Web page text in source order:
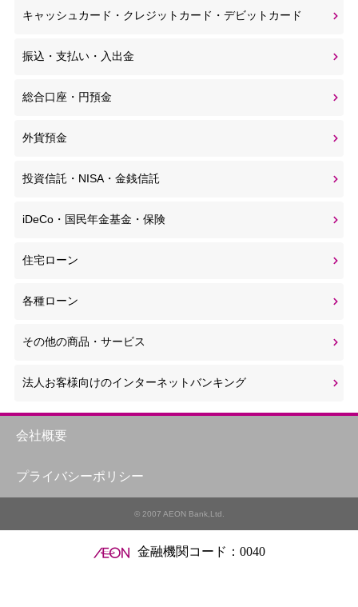
キャッシュカード・クレジットカード・デビットカード
振込・支払い・入出金
総合口座・円預金
外貨預金
投資信託・NISA・金銭信託
iDeCo・国民年金基金・保険
住宅ローン
各種ローン
その他の商品・サービス
法人お客様向けのインターネットバンキング
会社概要
プライバシーポリシー
© 2007 AEON Bank,Ltd.
金融機関コード：0040